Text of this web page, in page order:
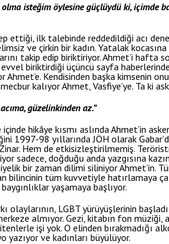
isteğim öylesine güçlüydü ki, içimde
ettiği, ilk talebinde reddedildiği acı
ve çirkin bir kadın. Yatalak
takip edip biriktiriyor. Ahmet’i hafta
biriktirdiği üçüncü sayfa
Ahmet’e. Kendisinden başka kimsenin
kalıyor Ahmet, Vasfiye’ye. Ta ki
güzelinkinden az.”
hikâye kısmı aslında Ahmet’in
1997-98 yıllarında JÖH olarak
Hem de etkisizleştirilmemiş.
sadece, doğduğu anda yazgısına
bir zaman dilimi siliniyor Ahmet’in.
bilincinin tüm kuvvetiyle hatırlamaya
yaşamaya başlıyor.
olaylarının, LGBT yürüyüşlerinin
almıyor. Gezi, kitabın fon müziği,
işi yok. O elinden bırakmadığı
ve kadınları büyülüyor.